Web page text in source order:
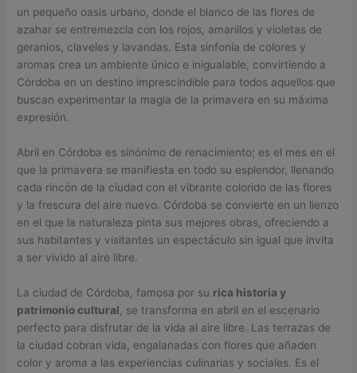
un pequeño oasis urbano, donde el blanco de las flores de
azahar se entremezcla con los rojos, amarillos y violetas de
geranios, claveles y lavandas. Esta sinfonía de colores y
aromas crea un ambiente único e inigualable, convirtiendo a
Córdoba en un destino imprescindible para todos aquellos que
buscan experimentar la magia de la primavera en su máxima
expresión.
Abril en Córdoba es sinónimo de renacimiento; es el mes en el
que la primavera se manifiesta en todo su esplendor, llenando
cada rincón de la ciudad con el vibrante colorido de las flores
y la frescura del aire nuevo. Córdoba se convierte en un lienzo
en el que la naturaleza pinta sus mejores obras, ofreciendo a
sus habitantes y visitantes un espectáculo sin igual que invita
a ser vivido al aire libre.
La ciudad de Córdoba, famosa por su rica historia y
patrimonio cultural , se transforma en abril en el escenario
perfecto para disfrutar de la vida al aire libre. Las terrazas de
la ciudad cobran vida, engalanadas con flores que añaden
color y aroma a las experiencias culinarias y sociales. Es el